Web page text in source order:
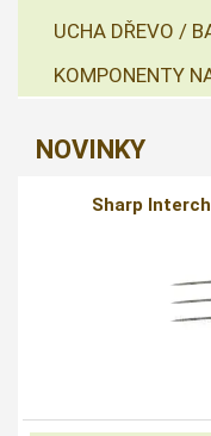
UCHA DŘEVO /
KOMPONENTY
NOVINKY
Sharp